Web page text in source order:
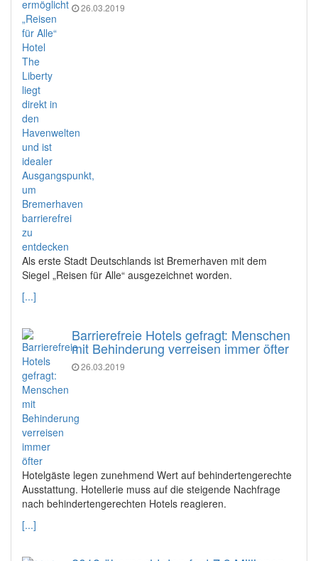
26.03.2019
Als erste Stadt Deutschlands ist Bremerhaven mit dem
Siegel „Reisen für Alle“ ausgezeichnet worden.
[...]
Barrierefreie Hotels gefragt: Menschen
mit Behinderung verreisen immer öfter
26.03.2019
Hotelgäste legen zunehmend Wert auf behindertengerechte
Ausstattung. Hotellerie muss auf die steigende Nachfrage
nach behindertengerechten Hotels reagieren.
[...]